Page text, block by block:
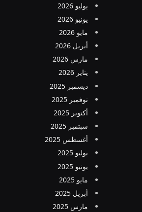
يوليو 2026
يونيو 2026
مايو 2026
أبريل 2026
مارس 2026
يناير 2026
ديسمبر 2025
نوفمبر 2025
أكتوبر 2025
سبتمبر 2025
أغسطس 2025
يوليو 2025
يونيو 2025
مايو 2025
أبريل 2025
مارس 2025